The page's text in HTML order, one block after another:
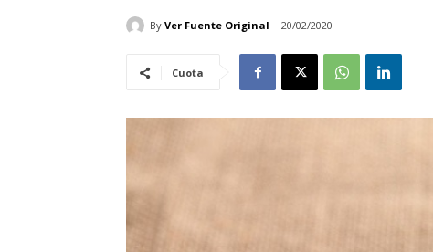
By Ver Fuente Original 20/02/2020
Cuota